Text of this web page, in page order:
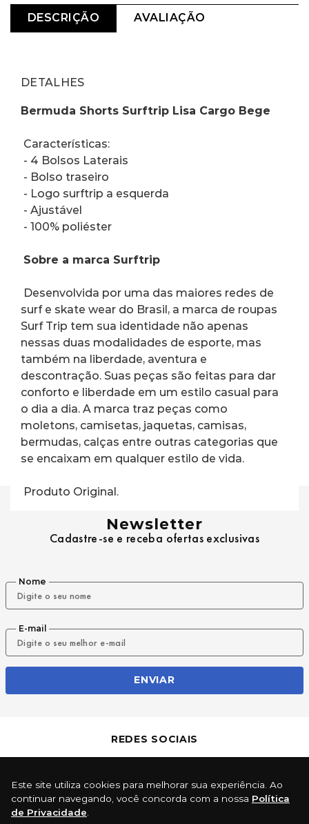
Este site utiliza cookies para melhorar sua experiência. Ao
continuar navegando, você concorda com a nossa Política
de Privacidade
DESCRIÇÃO AVALIAÇÃO
DETALHES
Bermuda Shorts Surftrip Lisa Cargo Bege
Características:
- 4 Bolsos Laterais
- Bolso traseiro
- Logo surftrip a esquerda
- Ajustável
- 100% poliéster
Sobre a marca Surftrip
surf e skate wear do Brasil, a marca de roupas
Surf Trip tem sua identidade não apenas
nessas duas modalidades de esporte, mas
também na liberdade, aventura e
descontração. Suas peças são feitas para dar
conforto e liberdade em um estilo casual para
o dia a dia. A marca traz peças como
moletons, camisetas, jaquetas, camisas,
bermudas, calças entre outras categorias que
se encaixam em qualquer estilo de vida.
Produto Original.
Newsletter
Cadastre-se e receba ofertas exclusivas
Nome
E-mail
ENVIAR
REDES SOCIAIS